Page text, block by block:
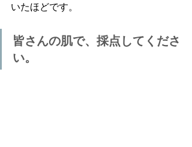
いたほどです。
皆さんの肌で、採点してくださ
い。